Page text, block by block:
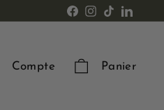
FacebookInstagram
TikTok
Compte Panier